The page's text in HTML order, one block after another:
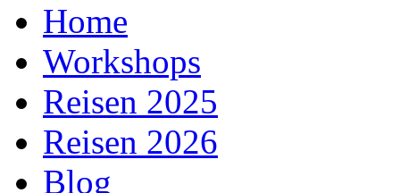
Home
Workshops
Reisen 2025
Reisen 2026
Blog